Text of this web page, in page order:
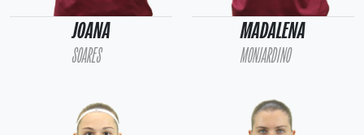
JOANA
SOARES
MADALENA
MONJARDINO